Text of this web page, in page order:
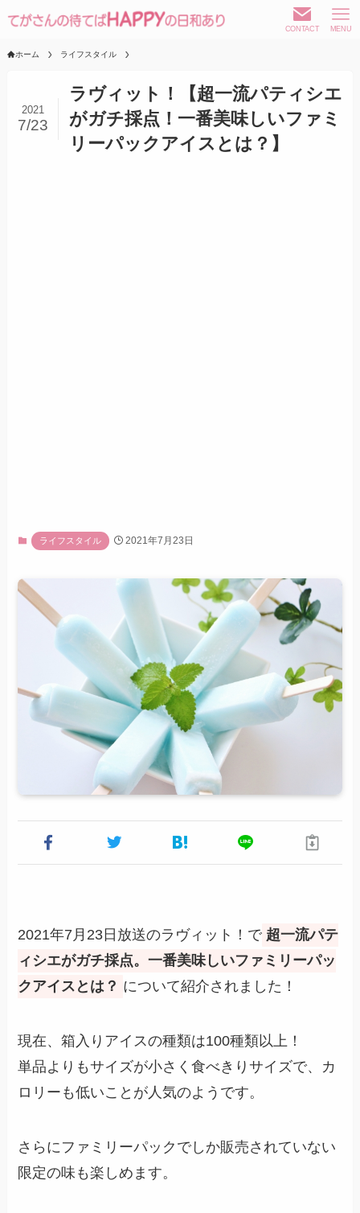
CONTACT MENU
ホーム ライフスタイル
ラヴィット！【超一流パティシエ
がガチ採点！一番美味しいファミ
リーパックアイスとは？】
2021
7/23
ライフスタイル 2021年7月23日
2021年7月23日放送のラヴィット！で 超一流パテ
ィシエがガチ採点。一番美味しいファミリーパッ
クアイスとは？ について紹介されました！
現在、箱入りアイスの種類は100種類以上！
単品よりもサイズが小さく食べきりサイズで、カ
ロリーも低いことが人気のようです。
さらにファミリーパックでしか販売されていない
限定の味も楽しめます。